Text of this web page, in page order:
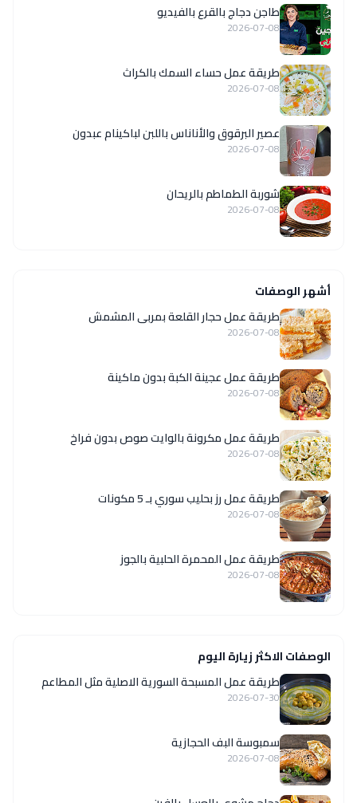
طاجن دجاج بالقرع بالفيديو
2026-07-08
طريقة عمل حساء السمك بالكراث
2026-07-08
عصير البرقوق والأناناس باللبن لباكينام عبدون
2026-07-08
شوربة الطماطم بالريحان
2026-07-08
أشهر الوصفات
طريقة عمل حجار القلعة بمربى المشمش
2026-07-08
طريقة عمل عجينة الكبة بدون ماكينة
2026-07-08
طريقة عمل مكرونة بالوايت صوص بدون فراخ
2026-07-08
طريقة عمل رز بحليب سوري بـ 5 مكونات
2026-07-08
طريقة عمل المحمرة الحلبية بالجوز
2026-07-08
الوصفات الاكثر زيارة اليوم
‏طريقة عمل المسبحة السورية الاصلية مثل المطاعم
2026-07-30
سمبوسة البف الحجازية
2026-07-08